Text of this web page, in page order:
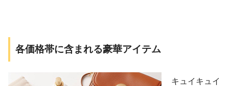
各価格帯に含まれる豪華アイテム
キュイキュイ